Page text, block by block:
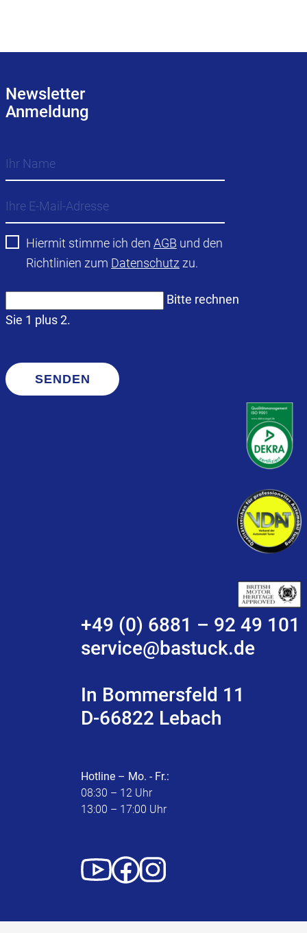
Newsletter
Anmeldung
Hiermit stimme ich den AGB und den
Richtlinien zum Datenschutz zu.
Bitte rechnen
Sie 1 plus 2.
SENDEN
+49 (0) 6881 – 92 49 101
service@bastuck.de
In Bommersfeld 11
D-66822 Lebach
Hotline – Mo. - Fr.:
08:30 – 12 Uhr
13:00 – 17:00 Uhr